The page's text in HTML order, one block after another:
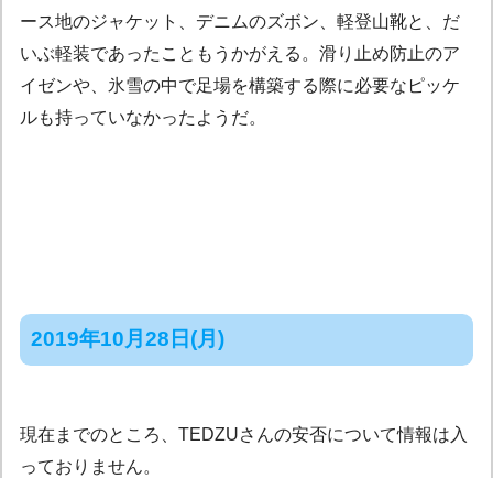
ース地のジャケット、デニムのズボン、軽登山靴と、だ
いぶ軽装であったこともうかがえる。滑り止め防止のア
イゼンや、氷雪の中で足場を構築する際に必要なピッケ
ルも持っていなかったようだ。
2019年10月28日(月)
現在までのところ、TEDZUさんの安否について情報は入
っておりません。